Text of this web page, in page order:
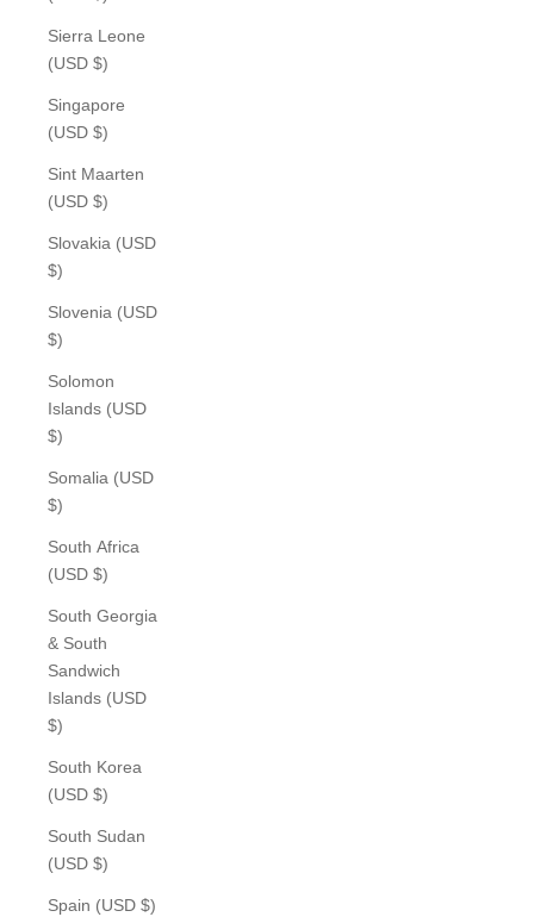
Sierra Leone
(USD $)
Singapore
(USD $)
Sint Maarten
(USD $)
Slovakia (USD
$)
Slovenia (USD
$)
Solomon
Islands (USD
$)
Somalia (USD
$)
South Africa
(USD $)
South Georgia
& South
Sandwich
Islands (USD
$)
South Korea
(USD $)
South Sudan
(USD $)
Spain (USD $)